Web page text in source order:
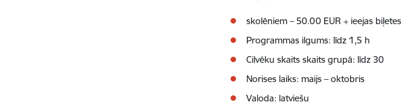
skolēniem – 50.00 EUR + ieejas biļetes
Programmas ilgums: līdz 1,5 h
Cilvēku skaits skaits grupā: līdz 30
Norises laiks: maijs – oktobris
Valoda: latviešu